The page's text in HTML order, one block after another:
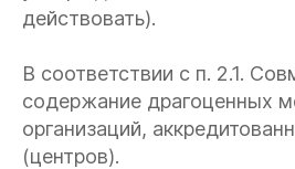
действовать).
В соответствии с п. 2.1.
содержание драгоценных
организаций,
(центров).